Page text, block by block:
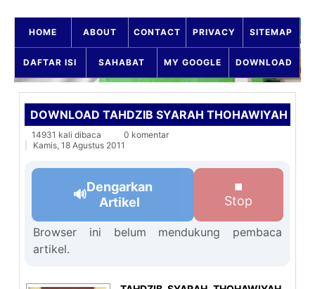
HOME ABOUT CONTACT PRIVACY SITEMAP
DAFTAR ISI SAHABAT MY GOOGLE DOWNLOAD
DOWNLOAD TAHDZIB SYARAH THOHAWIYAH
14931 kali dibaca
0 komentar
Kamis, 18 Agustus 2011
🔊
Dengarkan
Artikel
⏹
Stop
Browser ini belum mendukung pembaca
artikel.